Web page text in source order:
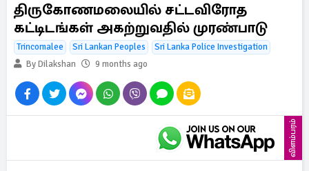
திருகோணமலையில் சட்டவிரோத
கட்டிடங்கள் அகற்றுவதில் முரண்பாடு
Trincomalee Sri Lankan Peoples
Sri Lanka Police Investigation
By Dilakshan
9 months ago
விளம்பரம்